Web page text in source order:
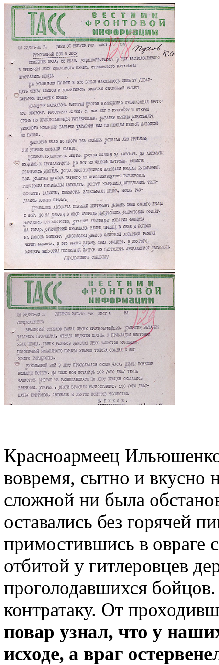
Красноармеец
вовремя, сытно и вкусно
сложной ни была
оставались без
примостившись в овраге
отбитой у гитлеровцев
проголодавшихся
контратаку. От
повар узнал, что у
исходе, а враг